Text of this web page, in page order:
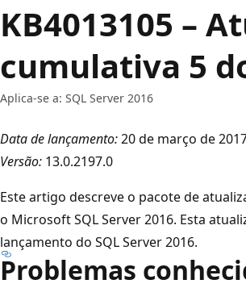
KB4013105 –
cumulativa 5
Aplica-se a: SQL Server 2016
Data de lançamento:20 de março de
Versão: 13.0.2197.0
Este artigo descreve o pacote de
o Microsoft SQL Server 2016. Esta
lançamento do SQL Server 2016.
Problemas